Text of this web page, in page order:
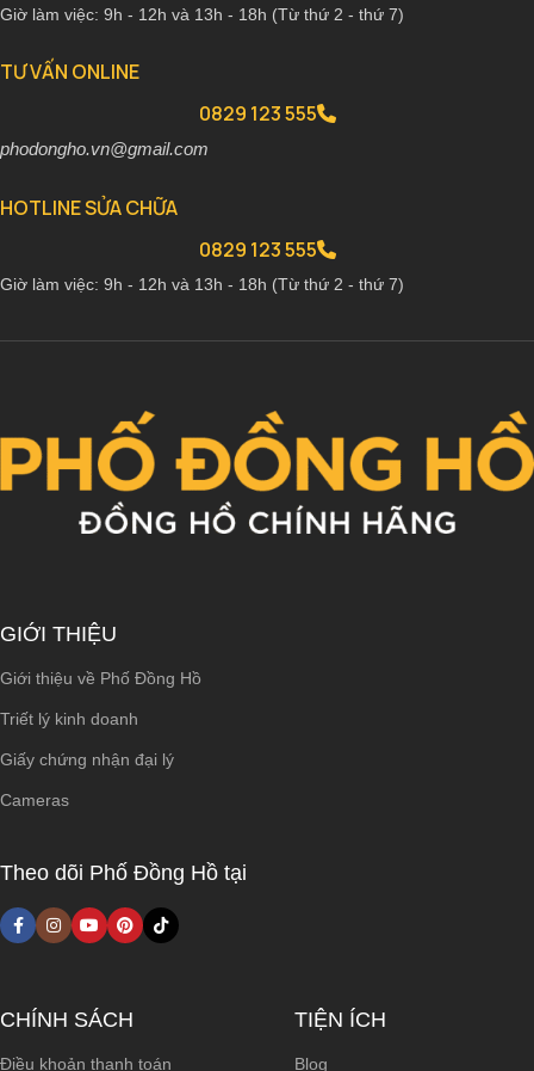
Giờ làm việc: 9h - 12h và 13h - 18h (Từ thứ 2 - thứ 7)
TƯ VẤN ONLINE
0829 123 555
phodongho.vn@gmail.com
HOTLINE SỬA CHỮA
0829 123 555
Giờ làm việc: 9h - 12h và 13h - 18h (Từ thứ 2 - thứ 7)
GIỚI THIỆU
Giới thiệu về Phố Đồng Hồ
Triết lý kinh doanh
Giấy chứng nhận đại lý
Cameras
Theo dõi Phố Đồng Hồ tại
CHÍNH SÁCH
Điều khoản thanh toán
TIỆN ÍCH
Blog